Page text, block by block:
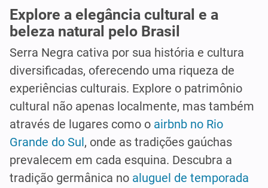
Explore a elegância cultural e a
beleza natural pelo Brasil
Serra Negra cativa por sua história e cultura
diversificadas, oferecendo uma riqueza de
experiências culturais. Explore o patrimônio
cultural não apenas localmente, mas também
através de lugares como o airbnb no Rio
Grande do Sul, onde as tradições gaúchas
prevalecem em cada esquina. Descubra a
tradição germânica no aluguel de temporada